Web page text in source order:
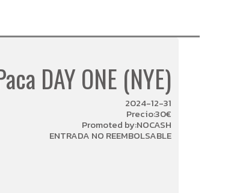
DAY ONE (NYE)
2024-12-31
Precio:30€
Promoted by:NOCASH
ENTRADA NO REEMBOLSABLE